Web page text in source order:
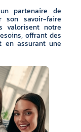
partenaire de
son savoir-faire
valorisent notre
offrant des
en assurant une